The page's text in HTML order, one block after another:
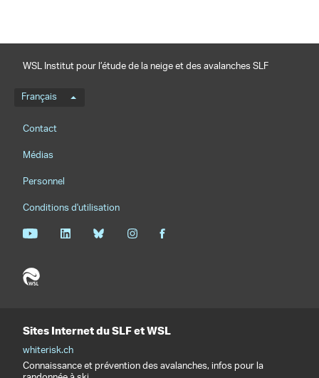
WSL Institut pour l’étude de la neige et des avalanches SLF
Menu de langue
Français
Footernavigation
Contact
Médias
Personnel
Conditions d'utilisation
Sites Internet du SLF et WSL
whiterisk.ch
Connaissance et prévention des avalanches, infos pour la